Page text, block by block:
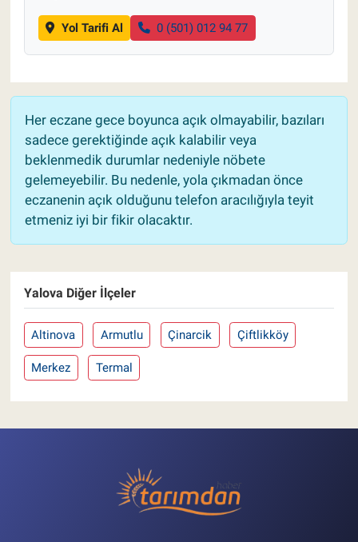
Yol Tarifi Al 0 (501) 012 94 77
Her eczane gece boyunca açık olmayabilir, bazıları
sadece gerektiğinde açık kalabilir veya
beklenmedik durumlar nedeniyle nöbete
gelemeyebilir. Bu nedenle, yola çıkmadan önce
eczanenin açık olduğunu telefon aracılığıyla teyit
etmeniz iyi bir fikir olacaktır.
Yalova Diğer İlçeler
Altinova Armutlu Çinarcik Çiftlikköy
Merkez Termal